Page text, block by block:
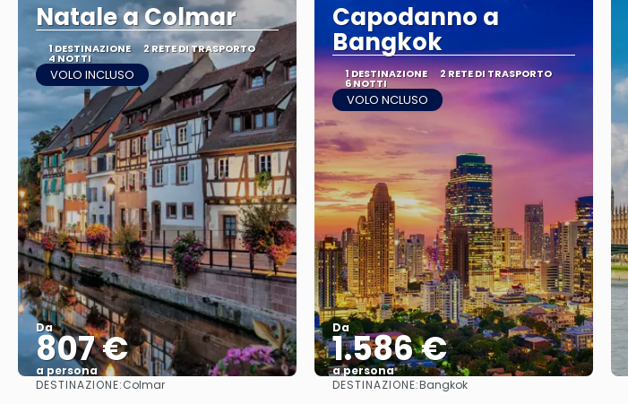
Natale a Colmar
1 DESTINAZIONE 2 RETE DI TRASPORTO
4 NOTTI
VOLO INCLUSO
Da
807 €
a persona
Vedere
DESTINAZIONE:Colmar
Capodanno a
Bangkok
1 DESTINAZIONE 2 RETE DI TRASPORTO
6 NOTTI
VOLO NCLUSO
Da
1.586 €
a persona
Vedere
DESTINAZIONE:Bangkok